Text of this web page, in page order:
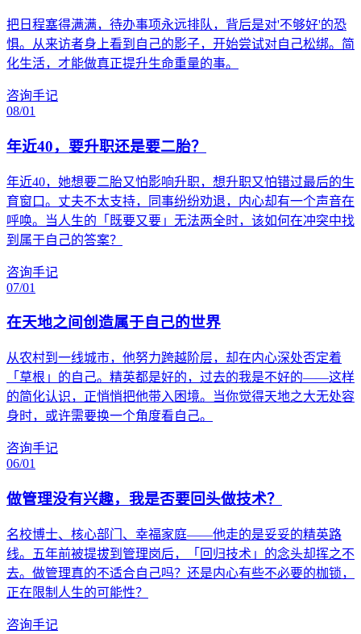
把日程塞得满满，待办事项永远排队，背后是对'不够好'的恐
惧。从来访者身上看到自己的影子，开始尝试对自己松绑。简
化生活，才能做真正提升生命重量的事。
咨询手记
08/01
年近40，要升职还是要二胎？
年近40，她想要二胎又怕影响升职，想升职又怕错过最后的生
育窗口。丈夫不太支持，同事纷纷劝退，内心却有一个声音在
呼唤。当人生的「既要又要」无法两全时，该如何在冲突中找
到属于自己的答案？
咨询手记
07/01
在天地之间创造属于自己的世界
从农村到一线城市，他努力跨越阶层，却在内心深处否定着
「草根」的自己。精英都是好的，过去的我是不好的——这样
的简化认识，正悄悄把他带入困境。当你觉得天地之大无处容
身时，或许需要换一个角度看自己。
咨询手记
06/01
做管理没有兴趣，我是否要回头做技术？
名校博士、核心部门、幸福家庭——他走的是妥妥的精英路
线。五年前被提拔到管理岗后，「回归技术」的念头却挥之不
去。做管理真的不适合自己吗？还是内心有些不必要的枷锁，
正在限制人生的可能性？
咨询手记